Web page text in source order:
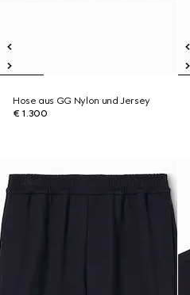
Hose aus GG Nylon und Jersey
€ 1.300